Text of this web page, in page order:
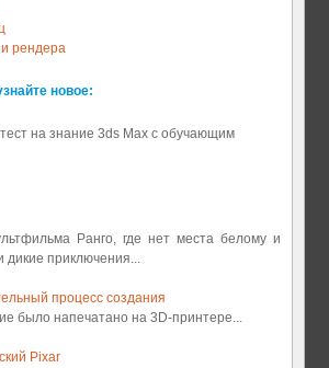
рендера
новое:
на знание 3ds Max с обучающим
Ранго, где нет места белому и
дикие приключения...
процесс создания
было напечатано на 3D-принтере...
Pixar